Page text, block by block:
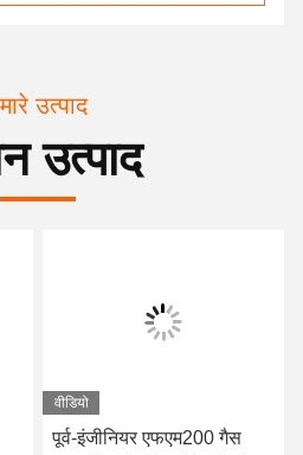
उत्पाद
उत्पाद
वीडियो
पूर्व-इंजीनियर एफएम200 गैस